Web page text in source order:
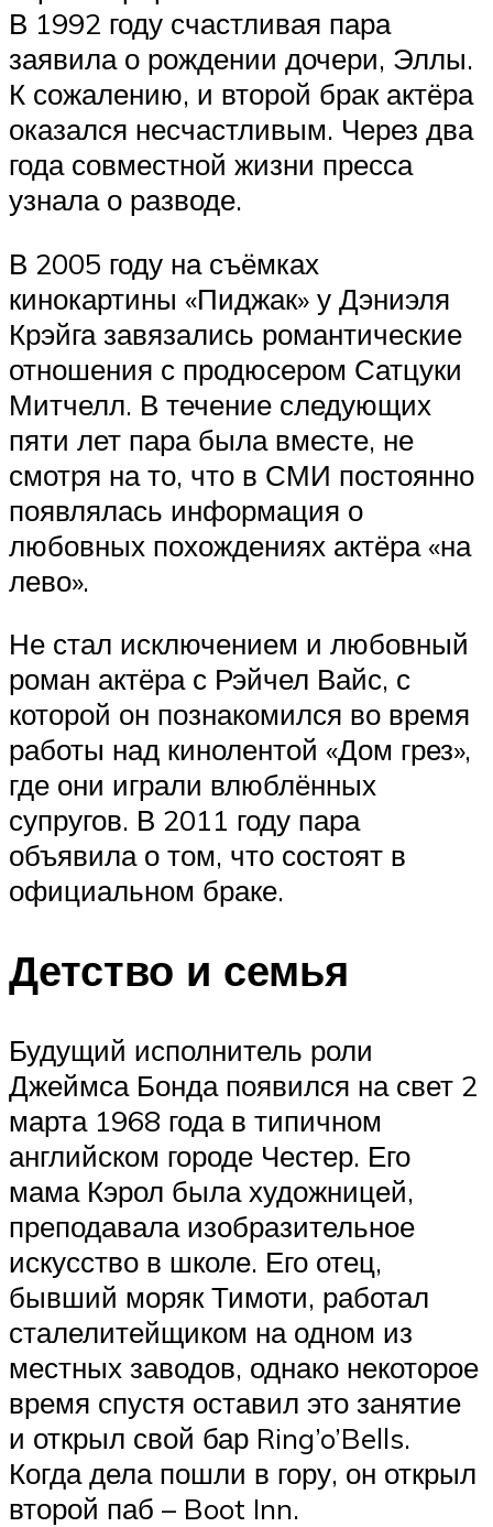
В 1992 году счастливая пара
заявила о рождении дочери, Эллы.
К сожалению, и второй брак актёра
оказался несчастливым. Через два
года совместной жизни пресса
узнала о разводе.
В 2005 году на съёмках
кинокартины «Пиджак» у Дэниэля
Крэйга завязались романтические
отношения с продюсером Сатцуки
Митчелл. В течение следующих
пяти лет пара была вместе, не
смотря на то, что в СМИ постоянно
появлялась информация о
любовных похождениях актёра «на
лево».
Не стал исключением и любовный
роман актёра с Рэйчел Вайс, с
которой он познакомился во время
работы над кинолентой «Дом грез»,
где они играли влюблённых
супругов. В 2011 году пара
объявила о том, что состоят в
официальном браке.
Детство и семья
Будущий исполнитель роли
Джеймса Бонда появился на свет 2
марта 1968 года в типичном
английском городе Честер. Его
мама Кэрол была художницей,
преподавала изобразительное
искусство в школе. Его отец,
бывший моряк Тимоти, работал
сталелитейщиком на одном из
местных заводов, однако некоторое
время спустя оставил это занятие
и открыл свой бар Ring’o’Bells.
Когда дела пошли в гору, он открыл
второй паб – Boot Inn.